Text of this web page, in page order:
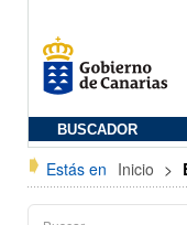
BUSCADOR
Estás en Inicio >